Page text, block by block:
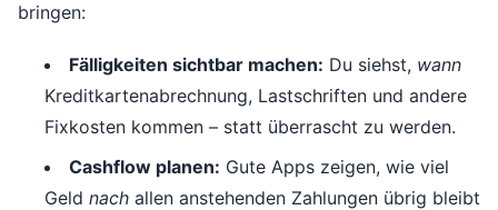
bringen:
Fälligkeiten sichtbar machen: Du siehst, wann
Kreditkartenabrechnung, Lastschriften und andere
Fixkosten kommen – statt überrascht zu werden.
Cashflow planen: Gute Apps zeigen, wie viel
Geld nach allen anstehenden Zahlungen übrig bleibt